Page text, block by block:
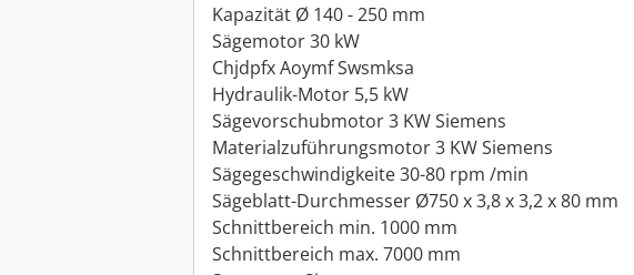
Kapazität Ø 140 - 250 mm
Sägemotor 30 kW
Chjdpfx Aoymf Swsmksa
Hydraulik-Motor 5,5 kW
Sägevorschubmotor 3 KW Siemens
Materialzuführungsmotor 3 KW Siemens
Sägegeschwindigkeite 30-80 rpm /min
Sägeblatt-Durchmesser Ø750 x 3,8 x 3,2 x 80 mm
Schnittbereich min. 1000 mm
Schnittbereich max. 7000 mm